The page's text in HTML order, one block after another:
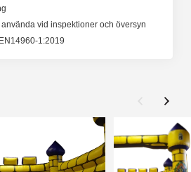
vid inspektioner och översyn
1:2019